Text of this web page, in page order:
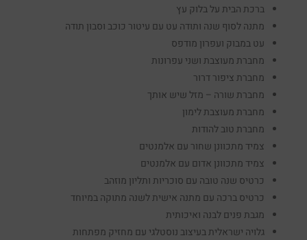
ברכת הבית על בלוק עץ
מתנה לסוף שנה ותודה עט עם עיטור כוכב וסבון תודה
עט במבוק ועפרון מודפס
מחברת מעוצבת ושני עפרונות
מחברת ציפור דרור
מחברת שורה – מזל שיש אותך
מחברת מעוצבת לימון
מחברת טוב להודות
צמיד מתכוונן שחור עם אלמנטים
צמיד מתכוונן אדום עם אלמנטים
כרטיס שנה טובה עם סוכריות ותליון מוזהב
כרטיס ברכה עם מתנה אישית לשנה מתוקה במיוחד
מגבת פנים לבנה ואיכותית
גלויה ישראלית בעיצוב נוסטלגי עם מחזיק מפתחות